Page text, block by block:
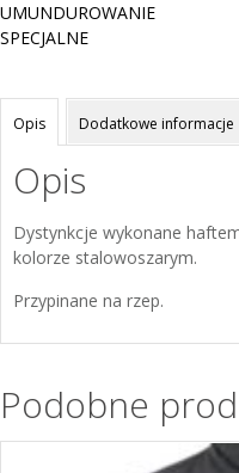
UMUNDUROWANIE
SPECJALNE
Opis Dodatkowe informacje
Opis
Dystynkcje wykonane
kolorze stalowoszarym.
Przypinane na rzep.
Podobne